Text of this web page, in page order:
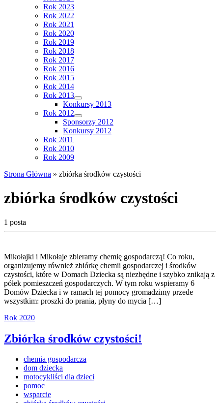
Rok 2023
Rok 2022
Rok 2021
Rok 2020
Rok 2019
Rok 2018
Rok 2017
Rok 2016
Rok 2015
Rok 2014
Rok 2013
Konkursy 2013
Rok 2012
Sponsorzy 2012
Konkursy 2012
Rok 2011
Rok 2010
Rok 2009
Strona Główna » zbiórka środków czystości
zbiórka środków czystości
1 posta
Mikołajki i Mikołaje zbieramy chemię gospodarczą! Co roku,
organizujemy również zbiórkę chemii gospodarczej i środków
czystości, które w Domach Dziecka są niezbędne i szybko znikają z
półek pomieszczeń gospodarczych. W tym roku wspieramy 6
Domów Dziecka i w ramach tej pomocy gromadzimy przede
wszystkim: proszki do prania, płyny do mycia […]
Rok 2020
Zbiórka środków czystości!
chemia gospodarcza
dom dziecka
motocykliści dla dzieci
pomoc
wsparcie